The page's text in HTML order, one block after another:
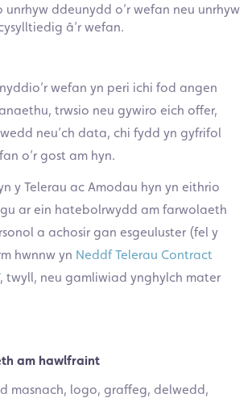
unrhyw ddeunydd o’r wefan neu unrhyw
â’r wefan.
wefan yn peri ichi fod angen
trwsio neu gywiro eich offer,
neu’ch data, chi fydd yn gyfrifol
o’r gost am hyn.
y Telerau ac Amodau hyn yn eithrio
ar ein hatebolrwydd am farwolaeth
a achosir gan esgeuluster (fel y
hwnnw yn Neddf Telerau Contract
, twyll, neu gamliwiad ynghylch mater
am hawlfraint
masnach, logo, graffeg, delwedd,